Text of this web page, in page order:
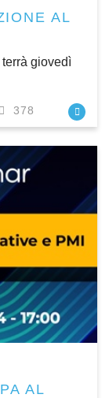
AL
giovedì
378
AL